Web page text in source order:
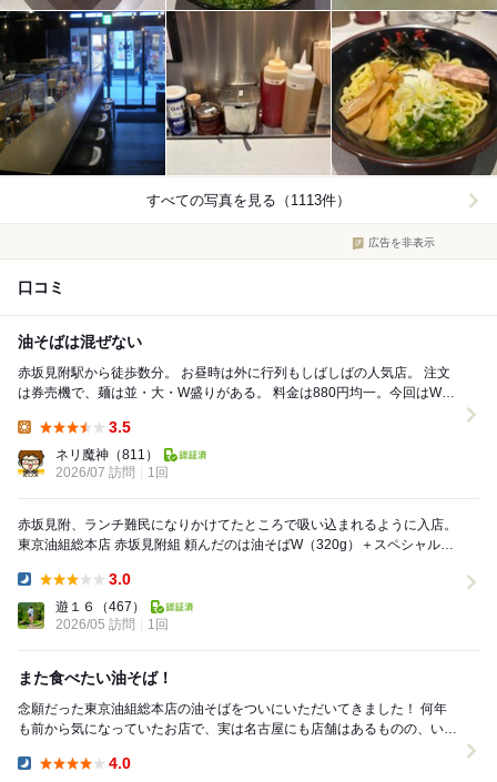
すべての写真を見る（1113件）
広告を非表示
口コミ
油そばは混ぜない
赤坂見附駅から徒歩数分。 お昼時は外に行列もしばしばの人気店。 注文
は券売機で、麺は並・大・W盛りがある。 料金は880円均一。今回はW盛
3.5
ネリ魔神 （811）
2026/07 訪問
1回
赤坂見附、ランチ難民になりかけてたところで吸い込まれるように入店。
東京油組総本店 赤坂見附組 頼んだのは油そばW（320g）＋スペシャルト
3.0
遊１６
（467）
2026/05 訪問
1回
また食べたい油そば！
念願だった東京油組総本店の油そばをついにいただいてきました！ 何年
も前から気になっていたお店で、実は名古屋にも店舗はあるものの、いつ
4.0